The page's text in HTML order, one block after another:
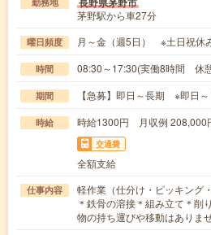
茅野駅から車27分
曜日頻度 月～金（週5日） ※土日祝休
時間 08:30～17:30(実働8時間 休
期間 【急募】即日～長期 ※即日～
時給 時給1300円 月収例 208,000
交通費
全額支給
仕事内容
軽作業（仕分け・ピッキング
＊鉄骨の溶接＊組み立て＊
物の持ち運びや移動はありま